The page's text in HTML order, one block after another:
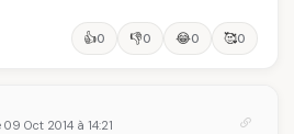
👍0 👎0 😂0 🥰0
09 Oct 2014 à 14:21